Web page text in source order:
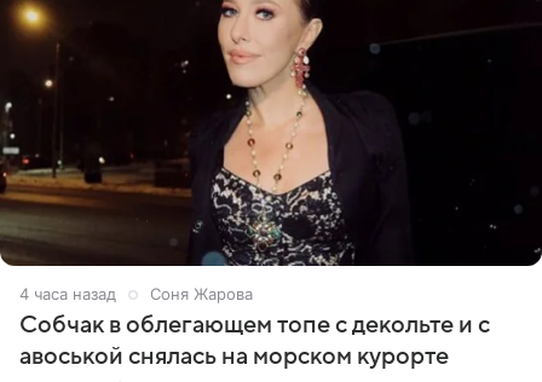
4 часа назад Соня Жарова
Собчак в облегающем топе с декольте и с
авоськой снялась на морском курорте